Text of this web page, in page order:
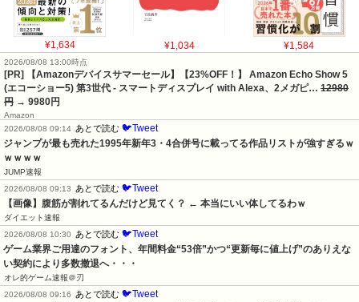
¥1,634 ¥1,034 ¥1,584
2026/08/08 13:00時点
[PR] 【Amazonデバイスサマーセール】【23%OFF！】 Amazon Echo Show 5
(エコーショー5) 第3世代 - スマートディスプレイ with Alexa、2メガピ… 12980
円 → 9980円
Amazon
2026/08/08 09:14 あとで読む 🐦Tweet
ジャンプが最も売れた1995年新年3・4合併号に載ってる作品リストが強すぎるｗ
ｗｗｗｗ
JUMP速報
2026/08/08 09:13
あとで読む 🐦Tweet
【画像】腹筋が割れてるんだけど見てく？ ← 本当にいい体してるわｗ
ダイエット速報
2026/08/08 10:30
あとで読む 🐦Tweet
ゲーム業界ご用達のフォント、年間料金“53倍”かつ“更新毎に値上げ”のありえな
い契約により多数撤退へ・・・
オレ的ゲーム速報＠刃
2026/08/08 09:16
あとで読む 🐦Tweet